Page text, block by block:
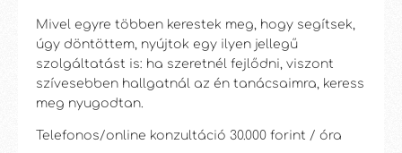
Mivel egyre többen kerestek meg, hogy segítsek,
úgy döntöttem, nyújtok egy ilyen jellegű
szolgáltatást is: ha szeretnél fejlődni, viszont
szívesebben hallgatnál az én tanácsaimra, keress
meg nyugodtan.
Telefonos/online konzultáció 30.000 forint / óra